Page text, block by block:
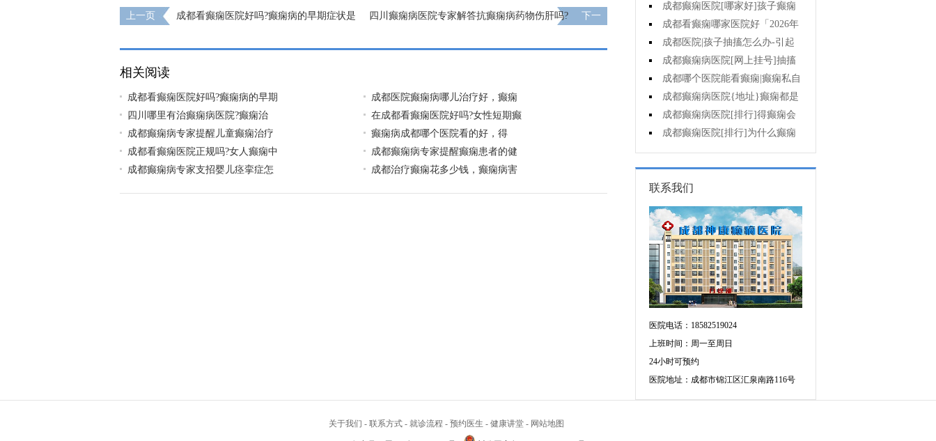
上一页
成都看癫痫医院好吗?癫痫病的早期症状是
四川癫痫病医院专家解答抗癫痫病药物伤肝吗?
下一
相关阅读
成都看癫痫医院好吗?癫痫病的早期
成都医院癫痫病哪儿治疗好，癫痫
​四川哪里有治癫痫病医院?癫痫治
在成都看癫痫医院好吗?女性短期癫
成都癫痫病专家提醒儿童癫痫治疗
​癫痫病成都哪个医院看的好，得
成都看癫痫医院正规吗?女人癫痫中
成都癫痫病专家提醒癫痫患者的健
成都癫痫病专家支招婴儿痉挛症怎
成都治疗癫痫花多少钱，癫痫病害
成都癫痫医院[哪家好]孩子癫痫
会影响智力吗?
成都看癫痫哪家医院好「2026年
度公布」原发性癫痫有多大几率遗
传给孩子?
成都医院|孩子抽搐怎么办-引起
癫痫发作的药物有哪些?
成都癫痫病医院[网上挂号]抽搐
就是癫痫发作吗?
成都哪个医院能看癫痫|癫痫私自
停药影响大不大?
成都癫痫病医院{地址}癫痫都是
要遗传的吗?
成都癫痫病医院[排行]得癫痫会
有什么异常表现?
成都癫痫医院[排行]为什么癫痫
不能治?
联系我们
医院电话：18582519024
上班时间：周一至周日
24小时可预约
医院地址：成都市锦江区汇泉南路116号
关于我们 - 联系方式 - 就诊流程 - 预约医生 - 健康讲堂 - 网站地图